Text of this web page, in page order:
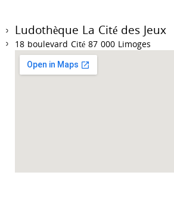
Ludothèque La Cité des Jeux
18 boulevard Cité 87 000 Limoges